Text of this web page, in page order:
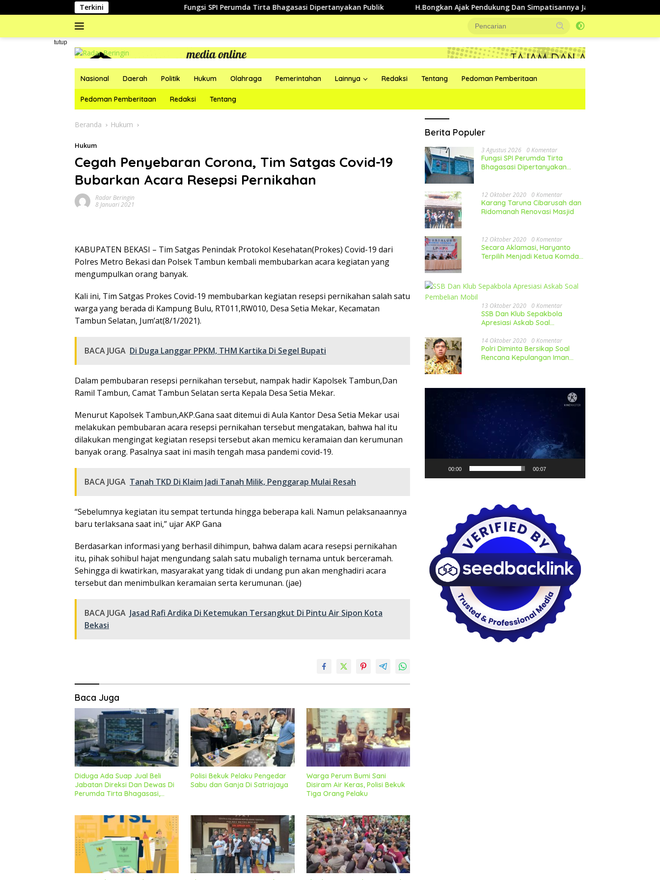
ke
Terkini Fungsi SPI Perumda Tirta Bhagasasi Dipertanyakan Publik H.Bongkan Ajak Pendukung Dan Simpatisannya Jaga Kondusifitas Selama
tutup#
Nasional Daerah Politik Hukum Olahraga Pemerintahan Lainnya Redaksi Tentang Pedoman Pemberitaan
Pedoman Pemberitaan Redaksi Tentang
Beranda Hukum
Hukum
Cegah Penyebaran Corona, Tim Satgas Covid-19
Bubarkan Acara Resepsi Pernikahan
Radar Beringin
8 Januari 2021
KABUPATEN BEKASI – Tim Satgas Penindak Protokol Kesehatan(Prokes) Covid-19 dari
Polres Metro Bekasi dan Polsek Tambun kembali membubarkan acara kegiatan yang
mengumpulkan orang banyak.
Kali ini, Tim Satgas Prokes Covid-19 membubarkan kegiatan resepsi pernikahan salah satu
warga yang berada di Kampung Bulu, RT011,RW010, Desa Setia Mekar, Kecamatan
Tambun Selatan, Jum’at(8/1/2021).
BACA JUGA Di Duga Langgar PPKM, THM Kartika Di Segel Bupati
Dalam pembubaran resepsi pernikahan tersebut, nampak hadir Kapolsek Tambun,Dan
Ramil Tambun, Camat Tambun Selatan serta Kepala Desa Setia Mekar.
Menurut Kapolsek Tambun,AKP.Gana saat ditemui di Aula Kantor Desa Setia Mekar usai
melakukan pembubaran acara resepsi pernikahan tersebut mengatakan, bahwa hal itu
dilakukan mengingat kegiatan resepsi tersebut akan memicu keramaian dan kerumunan
banyak orang. Pasalnya saat ini masih tengah masa pandemi covid-19.
BACA JUGA Tanah TKD Di Klaim Jadi Tanah Milik, Penggarap Mulai Resah
“Sebelumnya kegiatan itu sempat tertunda hingga beberapa kali. Namun pelaksanaannya
baru terlaksana saat ini,” ujar AKP Gana
Berdasarkan informasi yang berhasil dihimpun, bahwa dalam acara resepsi pernikahan
itu, pihak sohibul hajat mengundang salah satu mubaligh ternama untuk berceramah.
Sehingga di kwatirkan, masyarakat yang tidak di undang pun akan menghadiri acara
tersebut dan menimbulkan keramaian serta kerumunan. (jae)
BACA JUGA Jasad Rafi Ardika Di Ketemukan Tersangkut Di Pintu Air Sipon Kota
Bekasi
Baca Juga
Diduga Ada Suap Jual Beli
Jabatan Direksi Dan Dewas Di
Perumda Tirta Bhagasasi,
Polisi Bekuk Pelaku Pengedar
Sabu dan Ganja Di Satriajaya
Warga Perum Bumi Sani
Disiram Air Keras, Polisi Bekuk
Tiga Orang Pelaku
Berita Populer
3 Agustus 2026 0 Komentar
Fungsi SPI Perumda Tirta
Bhagasasi Dipertanyakan
12 Oktober 2020 0 Komentar
Karang Taruna Cibarusah dan
Ridomanah Renovasi Masjid
12 Oktober 2020 0 Komentar
Secara Aklamasi, Haryanto
Terpilih Menjadi Ketua Komda
13 Oktober 2020 0 Komentar
SSB Dan Klub Sepakbola
Apresiasi Askab Soal
14 Oktober 2020 0 Komentar
Polri Diminta Bersikap Soal
Rencana Kepulangan Iman
00:00 00:07